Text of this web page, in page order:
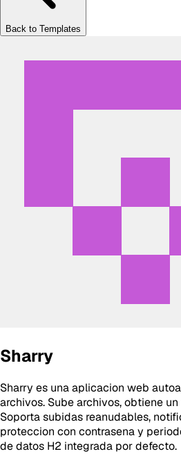
Back to Templates
Sharry
Sharry es una aplicacion web
archivos. Sube archivos, obtiene
Soporta subidas reanudables,
proteccion con contrasena y
de datos H2 integrada por defecto.